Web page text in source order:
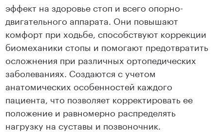
эффект на здоровье стоп и всего опорно-
двигательного аппарата. Они повышают
комфорт при ходьбе, способствуют коррекции
биомеханики стопы и помогают предотвратить
осложнения при различных ортопедических
заболеваниях. Создаются с учетом
анатомических особенностей каждого
пациента, что позволяет корректировать ее
положение и равномерно распределять
нагрузку на суставы и позвоночник.